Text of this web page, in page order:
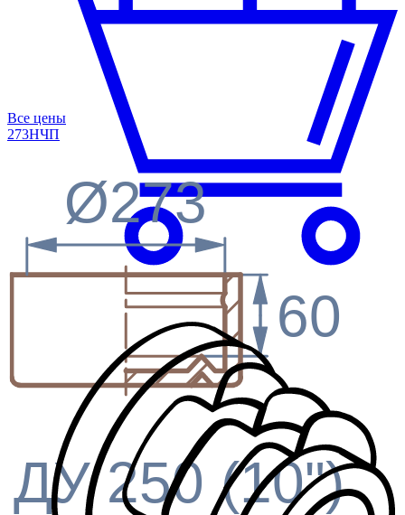
Все цены
273НЧП
60
Ø273
ДУ 250 (10")